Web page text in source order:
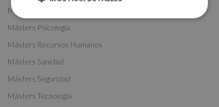
v
e
:
Másters Oficios
Másters Psicología
Másters Recursos Humanos
Másters Sanidad
Másters Seguridad
Másters Tecnología